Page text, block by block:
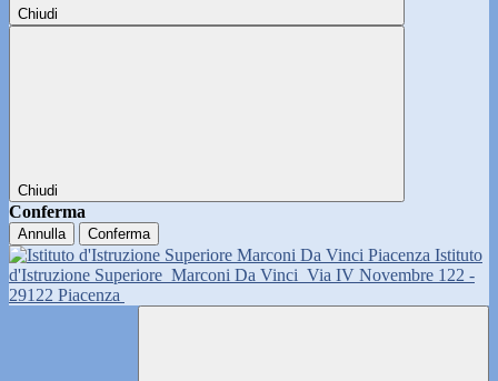
Chiudi
Chiudi
Conferma
Annulla Conferma
Istituto
d'Istruzione Superiore Marconi Da Vinci Via IV Novembre 122 -
29122 Piacenza